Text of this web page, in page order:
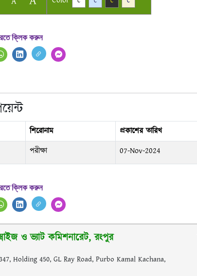
ক্লিক করুন
শিরোনাম প্রকাশের তারিখ
পরীক্ষা 07-Nov-2024
ক্লিক করুন
ও ভ্যাট কমিশনারেট, রংপুর
Holding 450, GL Ray Road, Purbo Kamal Kachana,